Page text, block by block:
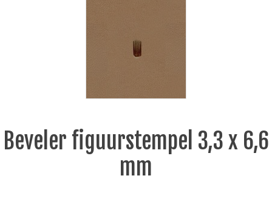
Beveler figuurstempel 3,3 x 6,6
mm